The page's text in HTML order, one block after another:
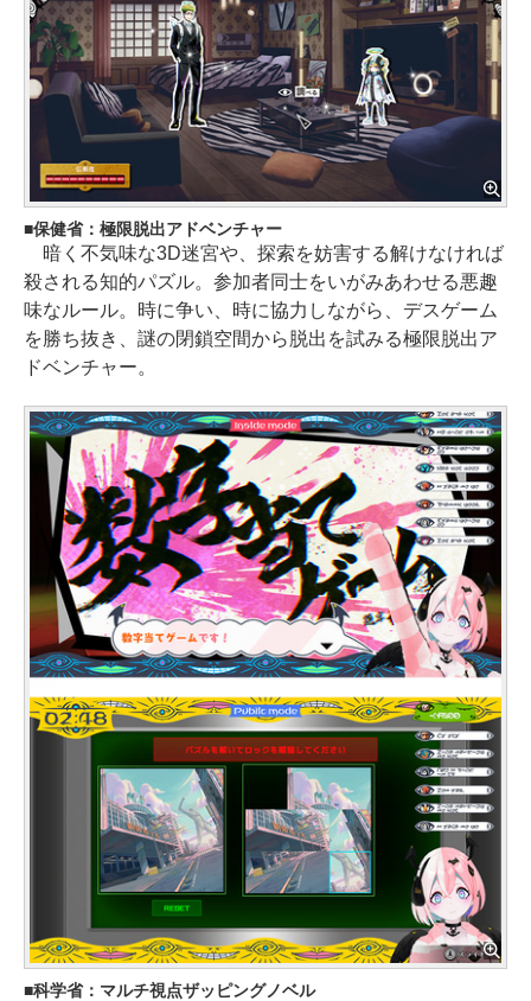
保健省：極限脱出アドベンチャー
暗く不気味な3D迷宮や、探索を妨害する解けなければ
殺される知的パズル。参加者同士をいがみあわせる悪趣
味なルール。時に争い、時に協力しながら、デスゲーム
を勝ち抜き、謎の閉鎖空間から脱出を試みる極限脱出ア
ドベンチャー。
科学省：マルチ視点ザッピングノベル